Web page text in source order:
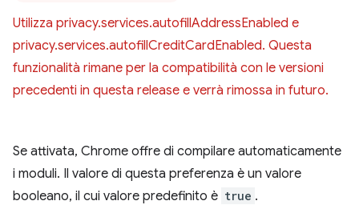
Utilizza privacy.services.autofillAddressEnabled e
privacy.services.autofillCreditCardEnabled. Questa
funzionalità rimane per la compatibilità con le versioni
precedenti in questa release e verrà rimossa in futuro.
Se attivata, Chrome offre di compilare automaticamente
i moduli. Il valore di questa preferenza è un valore
booleano, il cui valore predefinito è true .